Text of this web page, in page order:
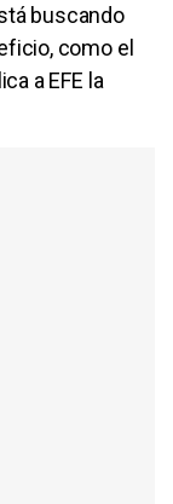
buscando
como el
a EFE la